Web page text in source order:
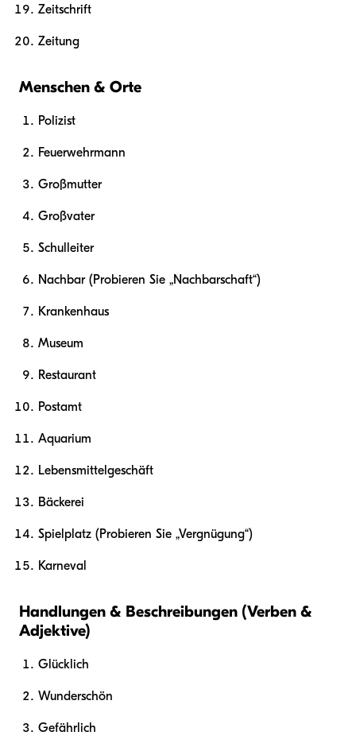
Zeitschrift
Zeitung
Menschen & Orte
Polizist
Feuerwehrmann
Großmutter
Großvater
Schulleiter
Nachbar (Probieren Sie „Nachbarschaft“)
Krankenhaus
Museum
Restaurant
Postamt
Aquarium
Lebensmittelgeschäft
Bäckerei
Spielplatz (Probieren Sie „Vergnügung“)
Karneval
Handlungen & Beschreibungen (Verben &
Adjektive)
Glücklich
Wunderschön
Gefährlich